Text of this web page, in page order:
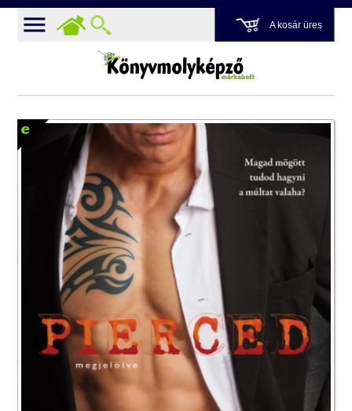
A kosár üres